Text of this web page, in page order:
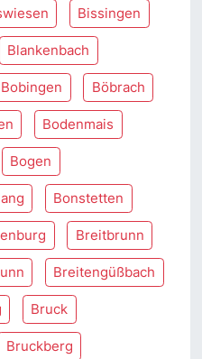
Bissingen
Blankenbach
Bobingen Böbrach
Bodenmais
Bogen
Bonstetten
Breitbrunn
Breitengüßbach
Bruck
Bruckberg